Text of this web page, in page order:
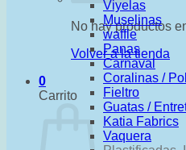
No hay productos
Volver a la tienda
0
Carrito
Viyelas
Muselinas
waffle
Panas
Carnaval
Coralinas /
Fieltro
Guatas /
Katia Fabrics
Vaquera